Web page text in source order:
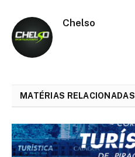
Chelso
MATÉRIAS RELACIONADAS